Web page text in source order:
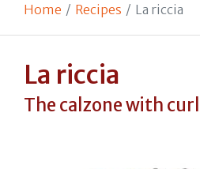
Home Recipes La riccia
La riccia
The calzone with